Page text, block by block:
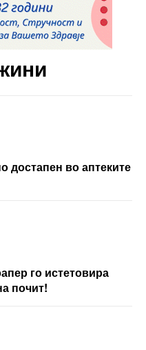
достапен во аптеките
го истетовира
почит!